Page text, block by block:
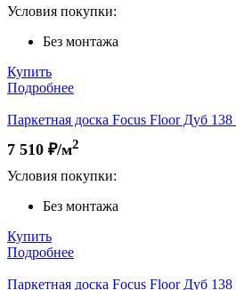
Условия покупки:
Без монтажа
Купить
Подробнее
Паркетная доска Focus Floor Дуб
7 510 ₽/м2
Условия покупки:
Без монтажа
Купить
Подробнее
Паркетная доска Focus Floor Дуб